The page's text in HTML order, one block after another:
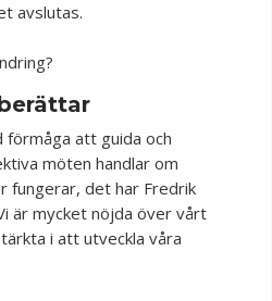
avslutas.
förmåga att guida och
möten handlar om
fungerar, det har Fredrik
är mycket nöjda över vårt
i att utveckla våra